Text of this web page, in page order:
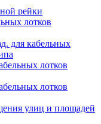
рейки
лотков
для кабельных
лотков
лотков
улиц и площадей